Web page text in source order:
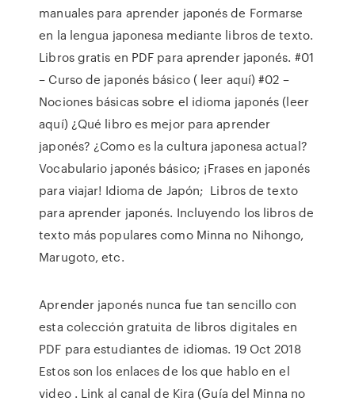
manuales para aprender japonés de Formarse
en la lengua japonesa mediante libros de texto.
Libros gratis en PDF para aprender japonés. #01
– Curso de japonés básico ( leer aquí) #02 –
Nociones básicas sobre el idioma japonés (leer
aquí) ¿Qué libro es mejor para aprender
japonés? ¿Como es la cultura japonesa actual?
Vocabulario japonés básico; ¡Frases en japonés
para viajar! Idioma de Japón; Libros de texto
para aprender japonés. Incluyendo los libros de
texto más populares como Minna no Nihongo,
Marugoto, etc.
Aprender japonés nunca fue tan sencillo con
esta colección gratuita de libros digitales en
PDF para estudiantes de idiomas. 19 Oct 2018
Estos son los enlaces de los que hablo en el
video . Link al canal de Kira (Guía del Minna no